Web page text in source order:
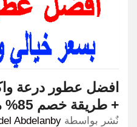
افضل عطور درعة
+ طريقة خصم 85% مجانا
نٌشر بواسطة Abdelanby